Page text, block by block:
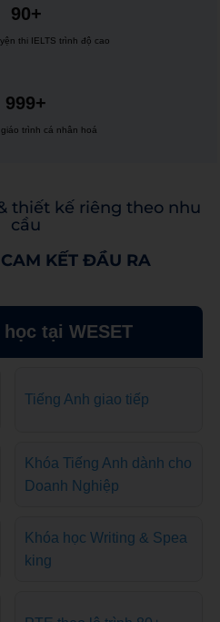
90+
thi IELTS trình độ cao
999+
trình cá nhân hoá
thiết kế riêng theo nhu
cầu
KẾT ĐẦU RA
tại WESET
Tiếng Anh giao tiếp
Khóa Tiếng Anh dành cho
Doanh Nghiệp
Khóa học Writing & Spea
king